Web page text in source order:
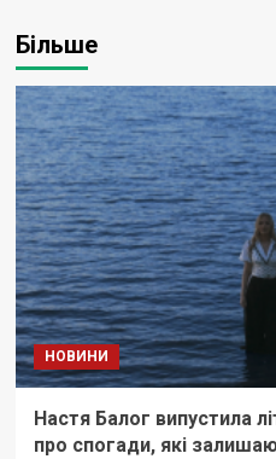
Більше
НОВИНИ
Настя Балог випустила
про спогади, які